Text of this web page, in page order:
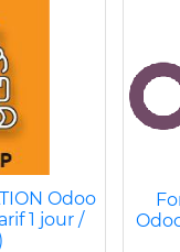
Odoo
1 jour /